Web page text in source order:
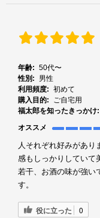
年齢: 50代〜
性別:
男性
利用頻度: 初めて
購入目的:
ご自宅用
福太郎を知ったきっかけ:
オススメ
人それぞれ好みがあ
感もしっかりしていて
若干、お酒の味が強い
す。
役に立った 0